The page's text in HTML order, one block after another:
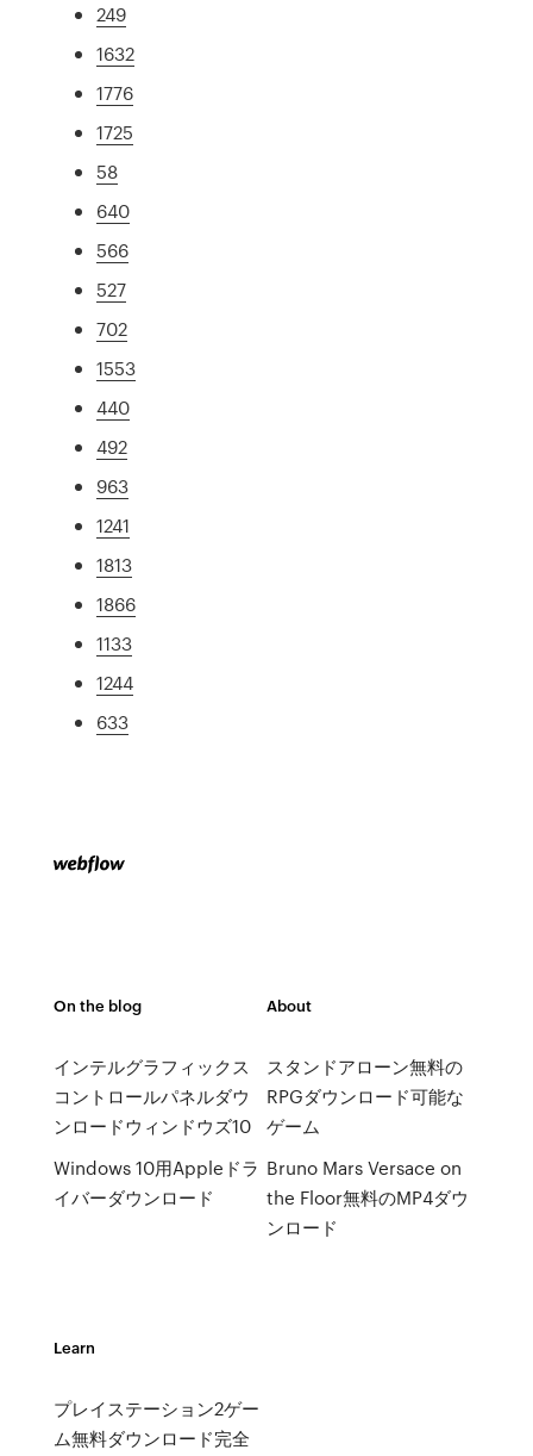
249
1632
1776
1725
58
640
566
527
702
1553
440
492
963
1241
1813
1866
1133
1244
633
On the blog
インテルグラフィックス
コントロールパネルダウ
ンロードウィンドウズ10
Windows 10用Appleドラ
イバーダウンロード
About
スタンドアローン無料の
RPGダウンロード可能な
ゲーム
Bruno Mars Versace on
the Floor無料のMP4ダウ
ンロード
Learn
プレイステーション2ゲー
ム無料ダウンロード完全